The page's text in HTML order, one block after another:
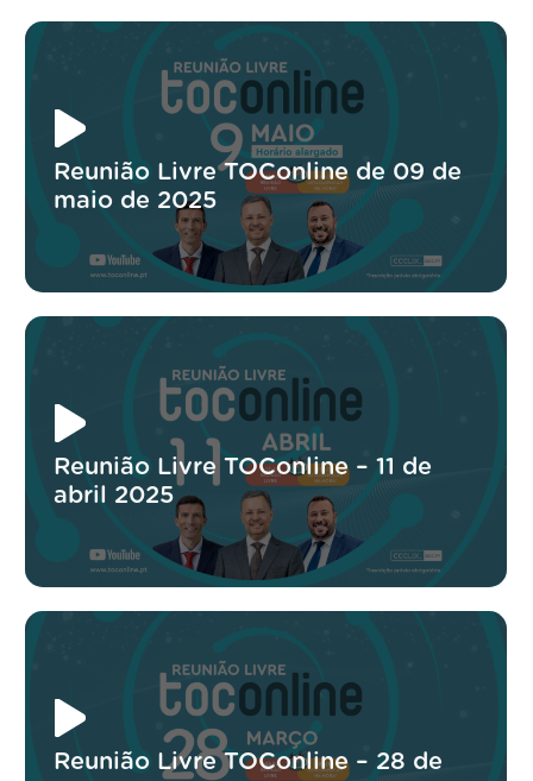
Reunião Livre TOConline de 09 de
maio de 2025
Reunião Livre TOConline – 11 de
abril 2025
Reunião Livre TOConline – 28 de